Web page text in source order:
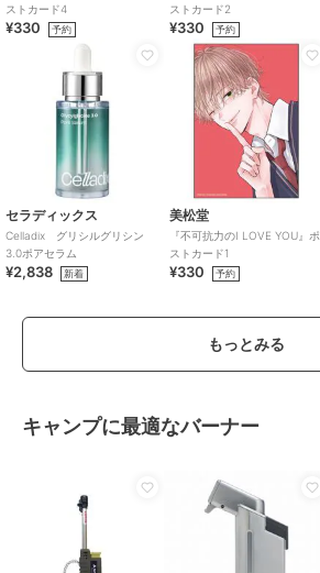
ストカード4
¥330 予約
ストカード2
¥330 予約
セラディックス
Celladix グリシルグリシン
3.0ポアセラム
¥2,838 新着
美松堂
『不可抗力のI LOVE YOU』ポ
ストカード1
¥330 予約
もっとみる
キャンプに最適なバーナー